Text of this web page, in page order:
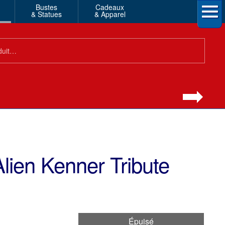
Bustes
& Statues
Cadeaux
& Apparel
Kenner Tribute
Épuisé